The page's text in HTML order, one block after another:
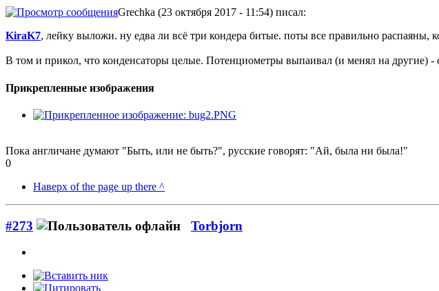
Grechka (23 октября 2017 - 11:54) писал:
KiraK7, лейку выложи. ну едва ли всё три кондера битые. поты все правильно распаяны,
В том и прикол, что конденсаторы целые. Потенциометры выпаивал (и менял на другие) -
Прикрепленные изображения
Пока англичане думают "Быть, или не быть?", русские говорят: "Ай, была ни была!"
0
Наверх of the page up there ^
#273 Torbjorn